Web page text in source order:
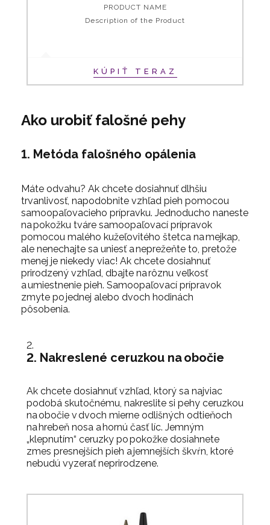
PRODUCT NAME
Description of the Product
KÚPIŤ TERAZ
Ako urobiť falošné pehy
1. Metóda falošného opálenia
Máte odvahu? Ak chcete dosiahnuť dlhšiu
trvanlivosť, napodobnite vzhľad pieh pomocou
samoopaľovacieho prípravku. Jednoducho naneste
na pokožku tváre samoopaľovací prípravok
pomocou malého kužeľovitého štetca na mejkap
ale nenechajte sa uniesť a neprežeňte to, pretože
menej je niekedy viac! Ak chcete dosiahnuť
prirodzený vzhľad, dbajte na rôznu veľkosť
a umiestnenie pieh. Samoopaľovací prípravok
zmyte po jednej alebo dvoch hodinách
pôsobenia.
2. Nakreslené ceruzkou na obočie
Ak chcete dosiahnuť vzhľad, ktorý sa najviac
podobá skutočnému , nakreslite si pehy ceruzkou
na obočie v dvoch mierne odlišných odtieňoch
na hrebeň nosa a hornú časť líc. Jemným
„klepnutím“ ceruzky po pokožke dosiahnete
zmes presnejších pieh a jemnejších škvŕn, ktoré
nebudú vyzerať neprirodzene.